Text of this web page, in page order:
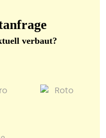
verbaut?